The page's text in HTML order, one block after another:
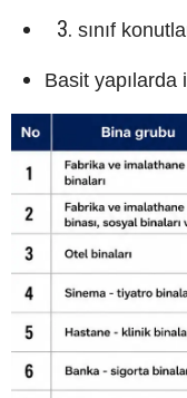
sınıf
Basit yapılarda